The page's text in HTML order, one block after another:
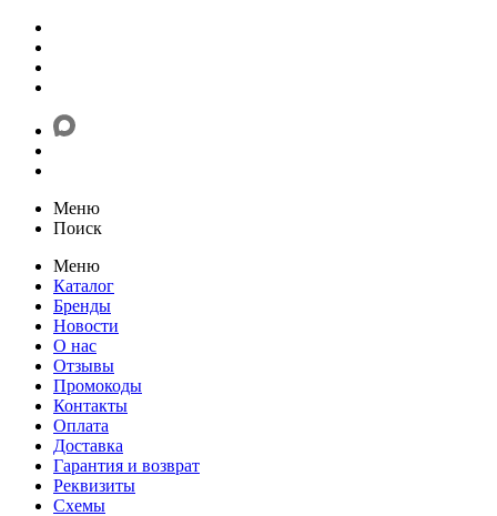
Меню
Поиск
Меню
Каталог
Бренды
Новости
О нас
Отзывы
Промокоды
Контакты
Оплата
Доставка
Гарантия и возврат
Реквизиты
Схемы